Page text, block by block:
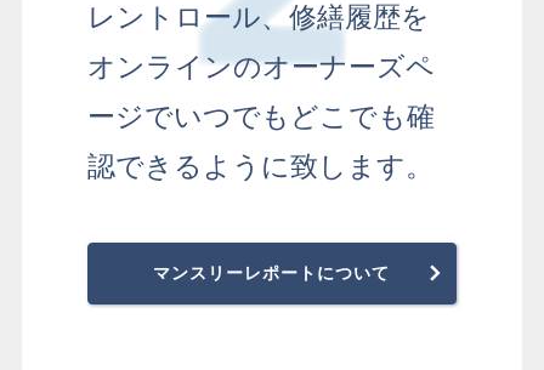
レントロール、修繕履歴を
オンラインのオーナーズペ
ージでいつでもどこでも確
認できるように致します。
マンスリーレポートについて